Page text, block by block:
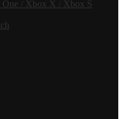
/ Xbox X / Xbox S